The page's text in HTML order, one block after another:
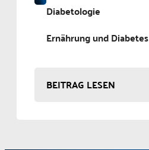
Diabetologie
Ernährung und Diabetes
BEITRAG LESEN